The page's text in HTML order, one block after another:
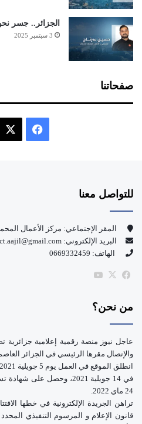
الجزائر.. جسر
3 سبتمبر 2025
صفحاتنا
و
ك
للتواصل معنا
المقر الإجتماعي: مركز الأعمال
البريد الإلكتروني: contact.aajil@gmail.com
الهاتف: 0669332459
فيسبوك
‫X
من نحن؟
عاجل نيوز منصة رقمية إعلامية
والإتصال مقرها الرئيسي في الجزائر
في 14 جويلية 2021، وحصل
24 ماي 2022.
تراهن الجريدة الإلكترونية في خطها
قانون الإعلام و المرسوم التنفيذي